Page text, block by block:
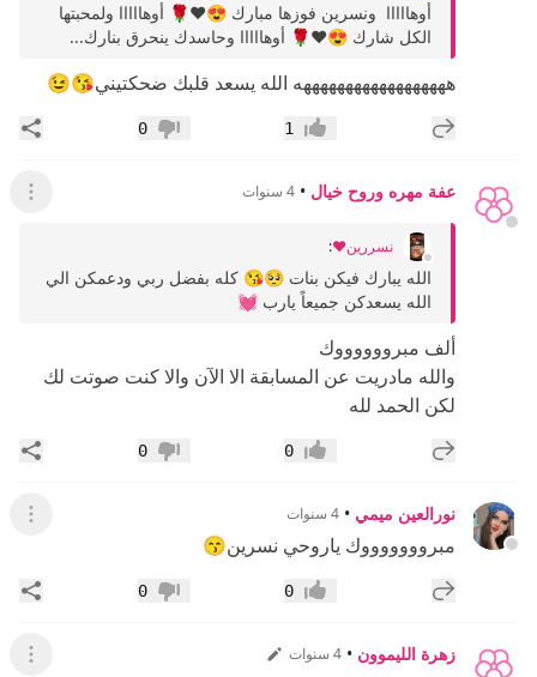
أوهااااا ونسرين فوزها مبارك 😍❤🌹 أوهااااا ولمحبتها
الكل شارك 😍❤🌹 أوهااااا وحاسدك ينحرق بنارك...
ههههههههههههههههههه الله يسعد قلبك ضحكتيني😘😉
إضافة رد جديد إعجاب1 عدم إعجاب
0
عفة مهره وروح خيال • 4 سنوات عرض
نسررين❤️:
الله يبارك فيكن بنات 🥺😘 كله بفضل ربي ودعمكن الي
الله يسعدكن جميعاً يارب 💓
ألف مبرووووووك
والله مادريت عن المسابقة الا الآن والا كنت صوتت لك
لكن الحمد لله
إضافة رد جديد إعجاب0 عدم إعجاب
0
نورالعين ميمي • 4 سنوات عرض
مبروووووووك ياروحي نسرين😙
إضافة رد جديد إعجاب0 عدم إعجاب
0
زهرة الليموون • 4 سنوات عرض